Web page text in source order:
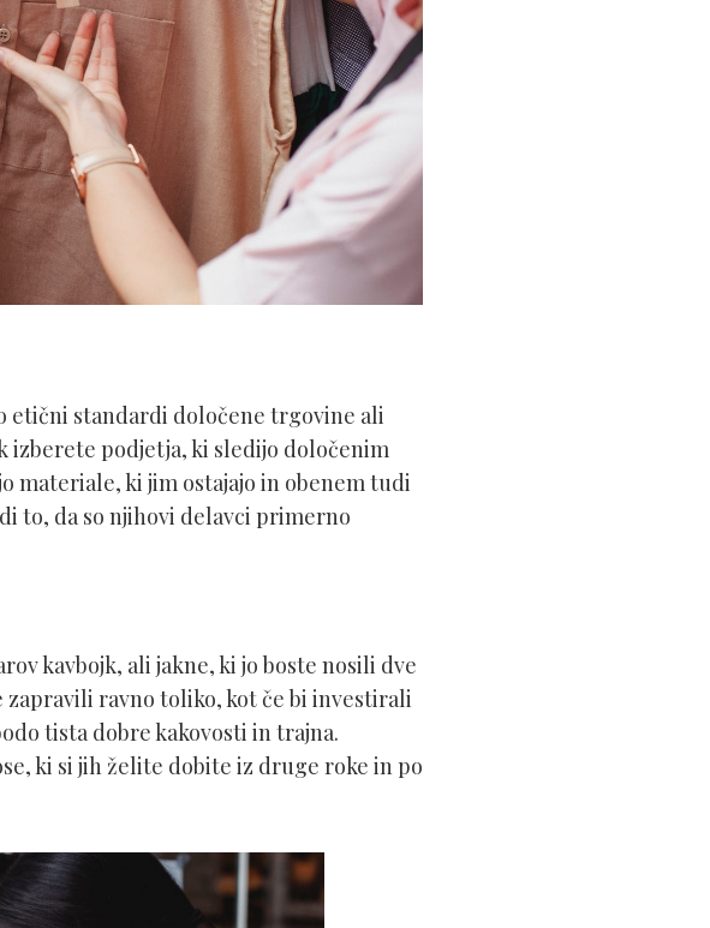
etični standardi določene trgovine ali
izberete podjetja, ki sledijo določenim
materiale, ki jim ostajajo in obenem tudi
to, da so njihovi delavci primerno
kavbojk, ali jakne, ki jo boste nosili dve
zapravili ravno toliko, kot če bi investirali
tista dobre kakovosti in trajna.
ki si jih želite dobite iz druge roke in po